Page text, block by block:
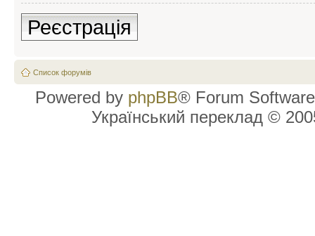
Реєстрація
Список форумів
Powered by phpBB® Forum
Український переклад ©